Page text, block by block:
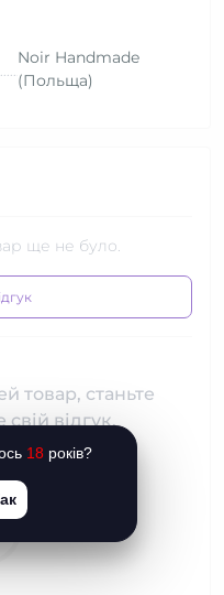
Noir Handmade
(Польща)
ще не було.
товар, станьте
відгук.
18 років?